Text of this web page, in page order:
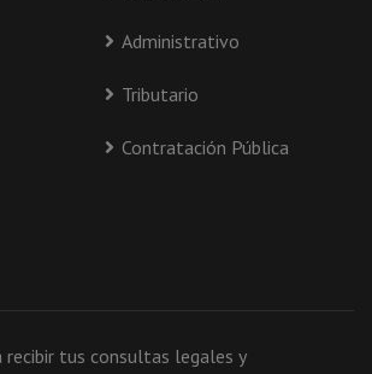
Administrativo
Tributario
Contratación Pública
recibir tus consultas legales y